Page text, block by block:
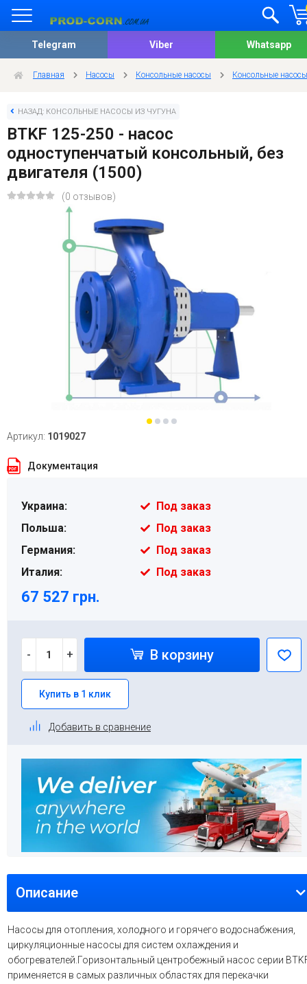
Telegram Viber Whatsapp
Главная Насосы Консольные насосы Консольные
НАЗАД: КОНСОЛЬНЫЕ НАСОСЫ ИЗ ЧУГУНА
BTKF 125-250 - насос
одноступенчатый консольный, без
двигателя (1500)
(0 отзывов)
Артикул: 1019027
Документация
Украина:
Под заказ
Польша:
Под заказ
Германия:
Под заказ
Италия:
Под заказ
67 527 грн.
- + В корзину
Купить в 1 клик
Добавить в сравнение
Описание
Насосы для отопления, холодного и горячего водоснабжения,
циркуляционные насосы для систем охлаждения и
обогревателей.Горизонтальный центробежный насос серии
применяется в самых различных областях для перекачки